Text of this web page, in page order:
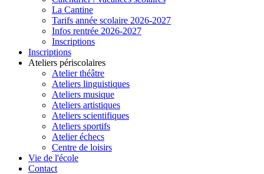
La Cantine
Tarifs année scolaire 2026-2027
Infos rentrée 2026-2027
Inscriptions
Inscriptions
Ateliers périscolaires
Atelier théâtre
Ateliers linguistiques
Ateliers musique
Ateliers artistiques
Ateliers scientifiques
Ateliers sportifs
Atelier échecs
Centre de loisirs
Vie de l'école
Contact